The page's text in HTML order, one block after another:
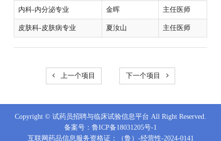
内科-内分泌专业 金晖 主任医师
皮肤科-皮肤病专业 夏汝山 主任医师
上一个项目 下一个项目
Copyright © 试药员招聘与临床试验信息平台 All Right Reserved.
备案号： 鲁ICP备18031205号-1
互联网药品信息服务资格证：（鲁）-经营性-2024-0141